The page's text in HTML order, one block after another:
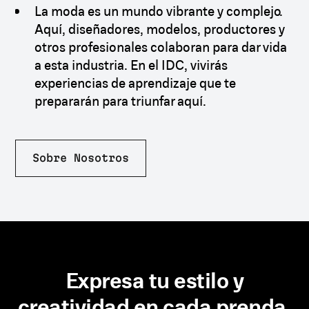
La moda es un mundo vibrante y complejo.
Aquí, diseñadores, modelos, productores y
otros profesionales colaboran para dar vida
a esta industria. En el IDC, vivirás
experiencias de aprendizaje que te
prepararán para triunfar aquí.
Sobre Nosotros
Expresa tu estilo y